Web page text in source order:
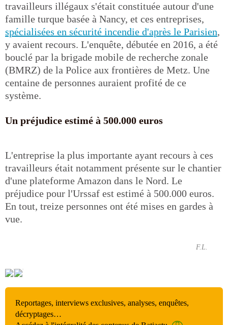
travailleurs illégaux s'était constituée autour d'une
famille turque basée à Nancy, et ces entreprises,
spécialisées en sécurité incendie d'après le Parisien,
y avaient recours. L'enquête, débutée en 2016, a été
bouclé par la brigade mobile de recherche zonale
(BMRZ) de la Police aux frontières de Metz. Une
centaine de personnes auraient profité de ce
système.
Un préjudice estimé à 500.000 euros
L'entreprise la plus importante ayant recours à ces
travailleurs était notamment présente sur le chantier
d'une plateforme Amazon dans le Nord. Le
préjudice pour l'Urssaf est estimé à 500.000 euros.
En tout, treize personnes ont été mises en gardes à
vue.
F.L.
Reportages, interviews exclusives, analyses, enquêtes,
décryptages…